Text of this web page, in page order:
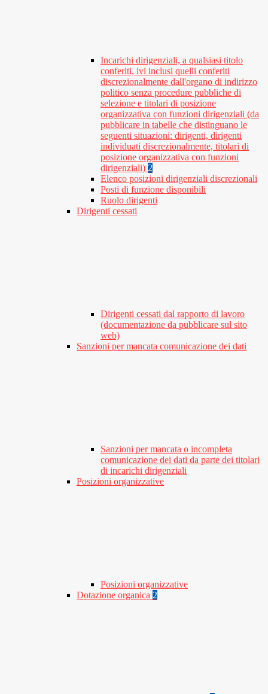
Incarichi dirigenziali, a qualsiasi titolo
conferiti, ivi inclusi quelli conferiti
discrezionalmente dall'organo di indirizzo
politico senza procedure pubbliche di
selezione e titolari di posizione
organizzativa con funzioni dirigenziali (da
pubblicare in tabelle che distinguano le
seguenti situazioni: dirigenti, dirigenti
individuati discrezionalmente, titolari di
posizione organizzativa con funzioni
dirigenziali) 2
Elenco posizioni dirigenziali discrezionali
Posti di funzione disponibili
Ruolo dirigenti
Dirigenti cessati
Dirigenti cessati dal rapporto di lavoro
(documentazione da pubblicare sul sito
web)
Sanzioni per mancata comunicazione dei dati
Sanzioni per mancata o incompleta
comunicazione dei dati da parte dei titolari
di incarichi dirigenziali
Posizioni organizzative
Posizioni organizzative
Dotazione organica 2